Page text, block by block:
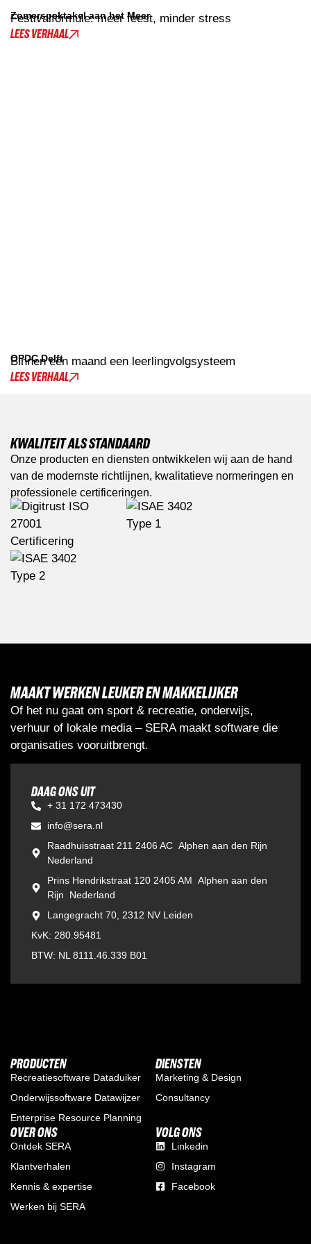
Zomerspektakel aan het Meer
Festivalformule: meer feest, minder stress
LEES VERHAAL
OPDC Delft
Binnen een maand een leerlingvolgsysteem
LEES VERHAAL
KWALITEIT ALS STANDAARD
Onze producten en diensten ontwikkelen wij aan de hand
van de modernste richtlijnen, kwalitatieve normeringen en
professionele certificeringen.
MAAKT WERKEN LEUKER EN MAKKELIJKER
Of het nu gaat om sport & recreatie, onderwijs,
verhuur of lokale media – SERA maakt software die
organisaties vooruitbrengt.
DAAG ONS UIT
+ 31 172 473430
info@sera.nl
Raadhuisstraat 211 2406 AC Alphen aan den Rijn
Nederland
Prins Hendrikstraat 120 2405 AM Alphen aan den
Rijn Nederland
Langegracht 70, 2312 NV Leiden
KvK: 280.95481
BTW: NL 8111.46.339 B01
PRODUCTEN
Recreatiesoftware Dataduiker
Onderwijssoftware Datawijzer
Enterprise Resource Planning
DIENSTEN
Marketing & Design
Consultancy
OVER ONS
Ontdek SERA
Klantverhalen
Kennis & expertise
Werken bij SERA
VOLG ONS
Linkedin
Instagram
Facebook